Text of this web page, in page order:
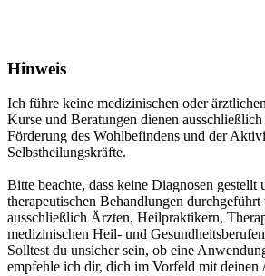
Hinweis
Ich führe keine medizinischen oder
Kurse und Beratungen dienen
Förderung des Wohlbefindens und der
Selbstheilungskräfte.
Bitte beachte, dass keine Diagnosen gestellt
therapeutischen Behandlungen
ausschließlich Ärzten, Heilpraktikern,
medizinischen Heil- und
Solltest du unsicher sein, ob eine
empfehle ich dir, dich im Vorfeld mit deinen